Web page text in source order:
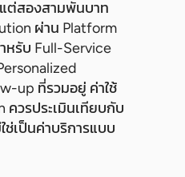
ต่สองสามพันบาท
ผ่าน Platform
หรับ Full-Service
up ที่รวมอยู่ ค่าใช้
ควรประเมินเทียบกับ
ช่เป็นค่าบริการแบบ